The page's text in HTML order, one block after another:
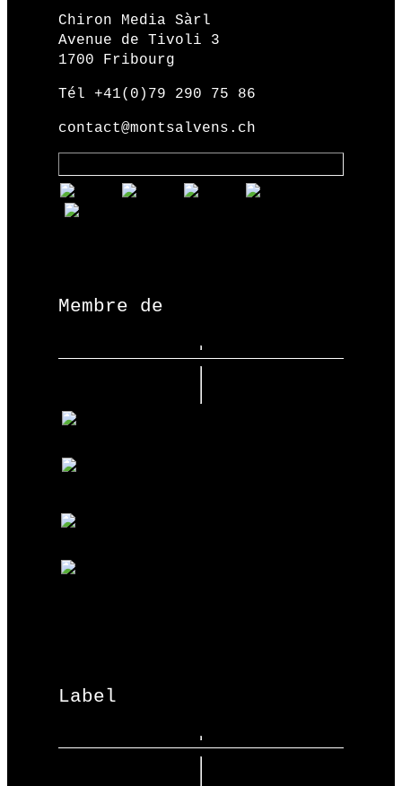
Chiron Media Sàrl
Avenue de Tivoli 3
1700 Fribourg
Tél +41(0)79 290 75 86
contact@montsalvens.ch
Membre de
Label